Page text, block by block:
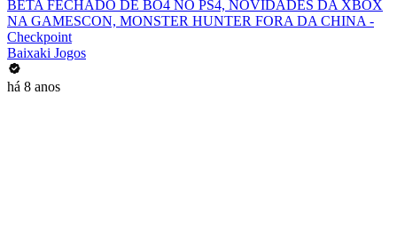
BETA FECHADO DE BO4 NO PS4, NOVIDADES DA XBOX
NA GAMESCON, MONSTER HUNTER FORA DA CHINA -
Checkpoint
Baixaki Jogos
há 8 anos